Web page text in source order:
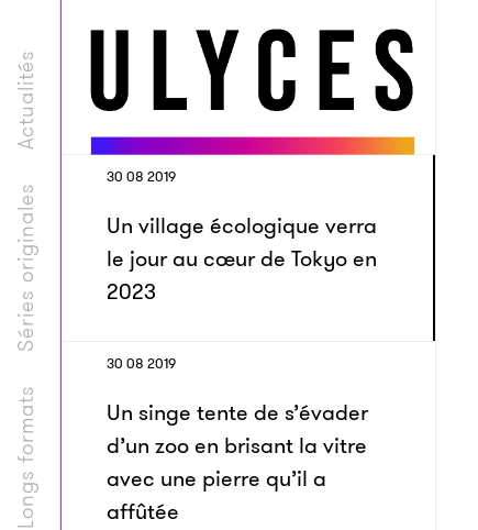
Longs formats
Séries originales
Actualités
30 08 2019
Un village écologique verra
le jour au cœur de Tokyo en
2023
30 08 2019
Un singe tente de s’évader
d’un zoo en brisant la vitre
avec une pierre qu’il a
affûtée